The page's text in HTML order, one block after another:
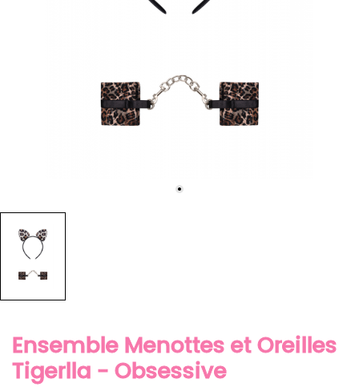
Ensemble Menottes et Oreilles
Tigerlla - Obsessive